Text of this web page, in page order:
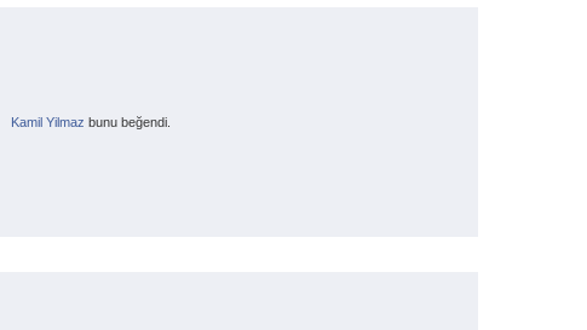
Kamil Yilmaz bunu beğendi.